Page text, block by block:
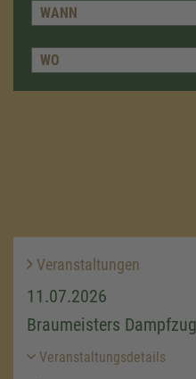
Veranstaltungen
11.07.2026
Braumeisters Dampfzug
Veranstaltungsdetails